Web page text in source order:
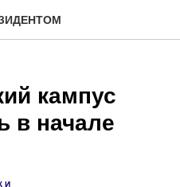
кампус
в начале